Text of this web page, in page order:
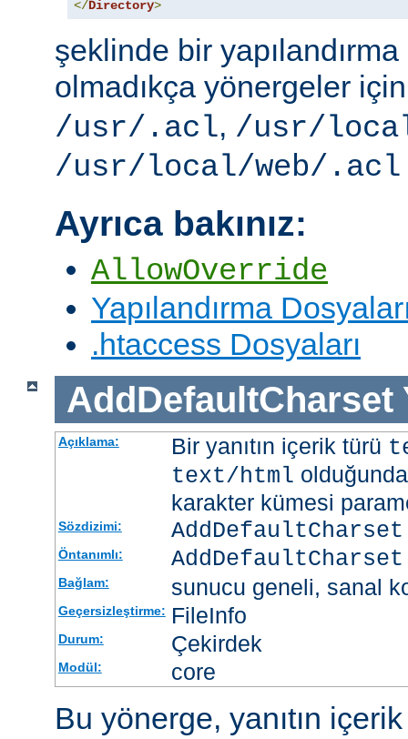
</Directory>
şeklinde bir
olmadıkça yönergeler
/usr/.acl, /usr/
/usr/local/web/.acl
Ayrıca bakınız:
AllowOverride
Yapılandırma
.htaccess Dosyaları
AddDefaultCharset
Açıklama: Bir yanıtın içerik türü
text/html
karakter kümesi
Sözdizimi:
Öntanımlı:
Bağlam: sunucu geneli, sanal
Geçersizleştirme: FileInfo
Durum: Çekirdek
Modül: core
Bu yönerge, yanıtın